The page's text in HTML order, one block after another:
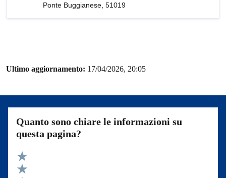
Ponte Buggianese, 51019
Ultimo aggiornamento: 17/04/2026, 20:05
Quanto sono chiare le informazioni su
questa pagina?
Valuta 5 stelle su 5